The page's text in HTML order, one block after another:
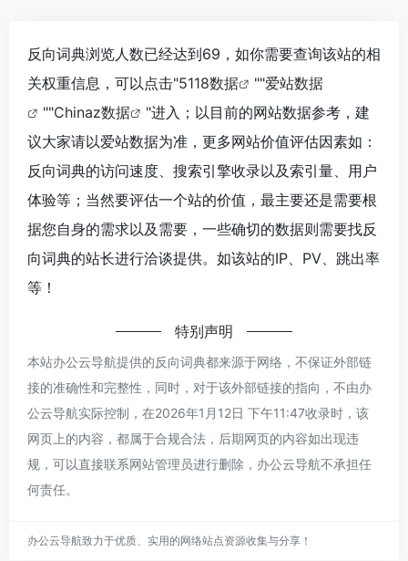
反向词典浏览人数已经达到69，如你需要查询该站的相
关权重信息，可以点击"5118数据 ""爱站数据
""Chinaz数据
"进入；以目前的网站数据参考，建
议大家请以爱站数据为准，更多网站价值评估因素如：
反向词典的访问速度、搜索引擎收录以及索引量、用户
体验等；当然要评估一个站的价值，最主要还是需要根
据您自身的需求以及需要，一些确切的数据则需要找反
向词典的站长进行洽谈提供。如该站的IP、PV、跳出率
等！
特别声明
本站办公云导航提供的反向词典都来源于网络，不保证外部链
接的准确性和完整性，同时，对于该外部链接的指向，不由办
公云导航实际控制，在2026年1月12日 下午11:47收录时，该
网页上的内容，都属于合规合法，后期网页的内容如出现违
规，可以直接联系网站管理员进行删除，办公云导航不承担任
何责任。
办公云导航致力于优质、实用的网络站点资源收集与分享！